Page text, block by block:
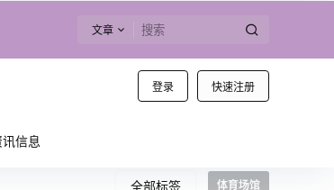
文章
登录 快速注册
讯信息
全部标签 体育场馆